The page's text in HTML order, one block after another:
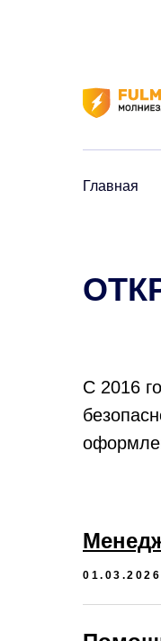
Главная
С 2016
01.03.2026